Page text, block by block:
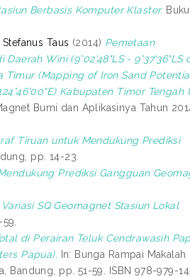
Berbasis Komputer Klaster.
Stefanus Taus (2014) Pemetaan
Wini (9°02'48"LS - 9°37'36"LS
Timur (Mapping of Iron Sand
Kabupaten Timor Tengah
Bumi dan Aplikasinya Tahun
Tiruan untuk Mendukung Prediksi
pp. 14-23.
Prediksi Gangguan
SQ Geomagnet Stasiun Lokal
di Perairan Teluk Cendrawasih
Papua). In: Bunga Rampai Makalah
Bandung, pp. 51-59. ISBN 978-979-